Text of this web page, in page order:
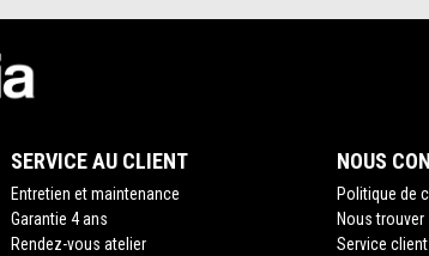
SERVICE AU CLIENT
Entretien et maintenance
Garantie 4 ans
Rendez-vous atelier
NOUS
Politique de
Nous trouver
Service client